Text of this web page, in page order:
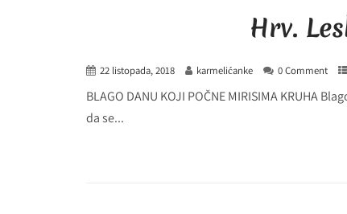
Hrv.
22 listopada, 2018 karmelićanke 0 Comment
BLAGO DANU KOJI POČNE MIRISIMA KRUHA
da se...